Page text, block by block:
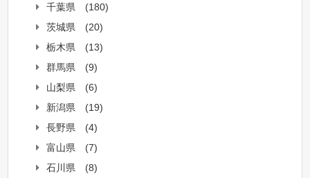
千葉県
(180)
茨城県
(20)
栃木県
(13)
群馬県
(9)
山梨県
(6)
新潟県
(19)
長野県
(4)
富山県
(7)
石川県
(8)